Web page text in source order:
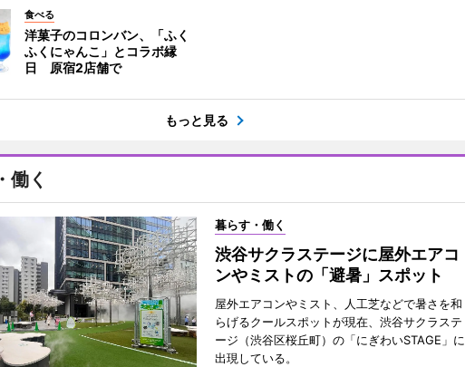
食べる
洋菓子のコロンバン、「ふく
ふくにゃんこ」とコラボ縁
日 原宿2店舗で
もっと見る
働く
暮らす・働く
渋谷サクラステージに屋外エアコ
ンやミストの「避暑」スポット
屋外エアコンやミスト、人工芝などで暑さを和
らげるクールスポットが現在、渋谷サクラステ
ージ（渋谷区桜丘町）の「にぎわいSTAGE」に
出現している。